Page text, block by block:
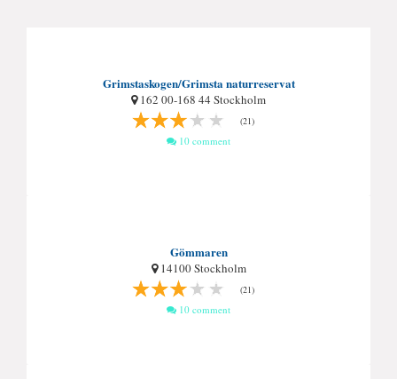
Grimstaskogen/Grimsta naturreservat
162 00-168 44 Stockholm
(21)
10 comment
Gömmaren
14100 Stockholm
(21)
10 comment